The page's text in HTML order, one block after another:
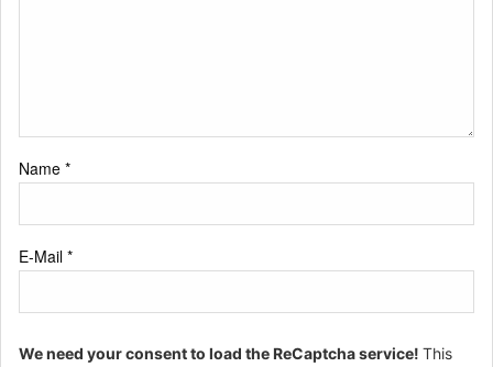
Name *
E-Mail *
We need your consent to load the ReCaptcha service! This